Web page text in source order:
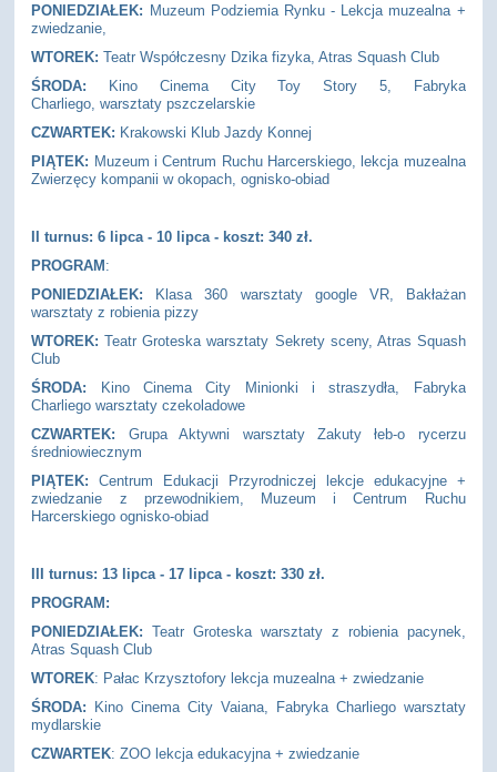
PONIEDZIAŁEK: Muzeum Podziemia Rynku - Lekcja muzealna +
zwiedzanie,
WTOREK:Teatr Współczesny Dzika fizyka, Atras Squash Club
ŚRODA: Kino Cinema City Toy Story 5, Fabryka
Charliego, warsztaty pszczelarskie
CZWARTEK: Krakowski Klub Jazdy Konnej
PIĄTEK: Muzeum i Centrum Ruchu Harcerskiego, lekcja muzealna
Zwierzęcy kompanii w okopach, ognisko-obiad
II turnus: 6 lipca - 10 lipca - koszt: 340 zł.
PROGRAM :
PONIEDZIAŁEK: Klasa 360 warsztaty google VR, Bakłażan
warsztaty z robienia pizzy
WTOREK:Teatr Groteska warsztaty Sekrety sceny, Atras Squash
Club
ŚRODA: Kino Cinema City Minionki i straszydła, Fabryka
Charliego warsztaty czekoladowe
CZWARTEK: Grupa Aktywni warsztaty Zakuty łeb-o rycerzu
średniowiecznym
PIĄTEK: Centrum Edukacji Przyrodniczej lekcje edukacyjne +
zwiedzanie z przewodnikiem, Muzeum i Centrum Ruchu
Harcerskiego ognisko-obiad
III turnus: 13 lipca - 17 lipca - koszt: 330 zł.
PROGRAM:
PONIEDZIAŁEK:Teatr Groteska warsztaty z robienia pacynek,
Atras Squash Club
WTOREK: Pałac Krzysztofory lekcja muzealna + zwiedzanie
ŚRODA: Kino Cinema City Vaiana, Fabryka Charliego warsztaty
mydlarskie
CZWARTEK: ZOO lekcja edukacyjna + zwiedzanie